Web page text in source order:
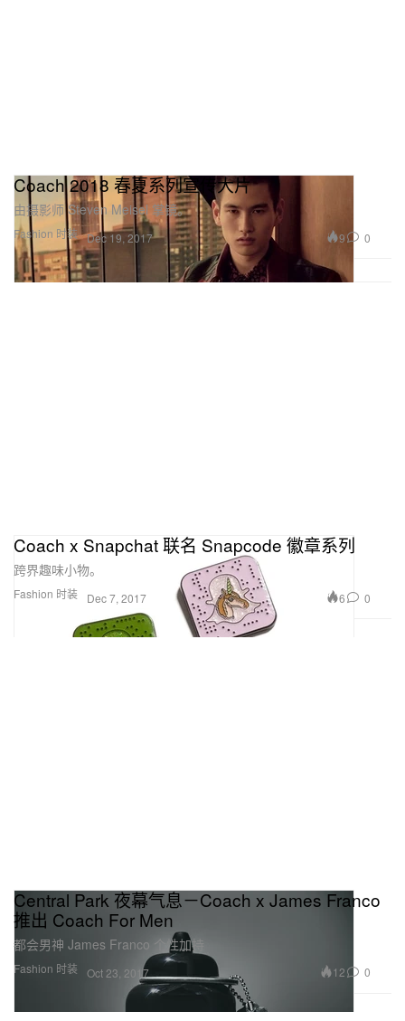
Fashion 时装
Coach 2018 春夏系列宣传大片
由摄影师 Steven Meisel 掌镜。
Dec 19, 2017 9 0
Fashion 时装
Coach x Snapchat 联名 Snapcode 徽章系列
跨界趣味小物。
Dec 7, 2017 6 0
Fashion 时装
Central Park 夜幕气息－Coach x James Franco
推出 Coach For Men
都会男神 James Franco 个性加持
Oct 23, 2017 12 0